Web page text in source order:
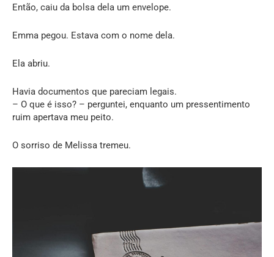
Então, caiu da bolsa dela um envelope.
Emma pegou. Estava com o nome dela.
Ela abriu.
Havia documentos que pareciam legais.
– O que é isso? – perguntei, enquanto um pressentimento
ruim apertava meu peito.
O sorriso de Melissa tremeu.